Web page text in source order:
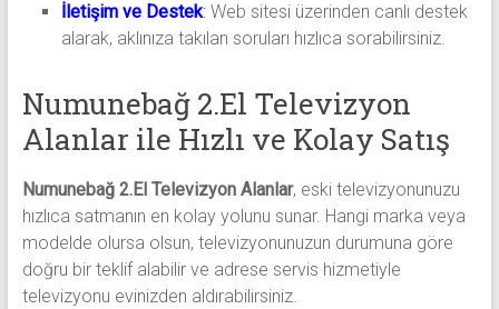
İletişim ve Destek:Web sitesi üzerinden canlı destek
alarak, aklınıza takılan soruları hızlıca sorabilirsiniz.
Numunebağ 2.El Televizyon
Alanlar ile Hızlı ve Kolay Satış
Numunebağ 2.El Televizyon Alanlar, eski televizyonunuzu
hızlıca satmanın en kolay yolunu sunar. Hangi marka veya
modelde olursa olsun, televizyonunuzun durumuna göre
doğru bir teklif alabilir ve adrese servis hizmetiyle
televizyonu evinizden aldırabilirsiniz.